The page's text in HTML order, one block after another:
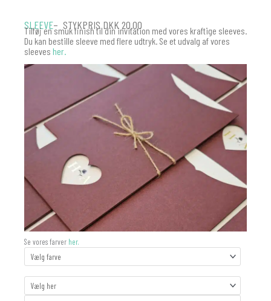
SLEEVE– STYKPRIS DKK 20.00
Tilføj en smuk finish til din invitation med vores kraftige sleeves.
Du kan bestille sleeve med flere udtryk. Se et udvalg af vores
sleeves her.
Se vores farver her.
SLEEVE
-
MATCHER
antal